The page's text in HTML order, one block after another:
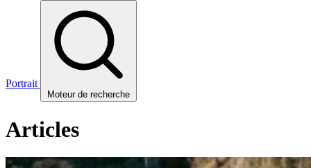
Portrait
Moteur de recherche
Articles